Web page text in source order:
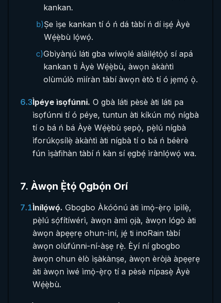
kankan.
b)Ṣe ìṣe kankan tí ó ń dá tàbí ń dí iṣẹ́ Àyè
Wẹ́ẹ̀bù lọ́wọ́.
c)Gbìyànjú láti gba wíwọlé aláìlẹ́tọ̀ọ́ sí apá
kankan ti Àyè Wẹ́ẹ̀bù, àwọn àkàǹtì
olùmúlò mìíràn tàbí àwọn ètò tí ó jẹmọ́ ọ̀.
6.3Ìpéye ìsọfúnni. O gbà láti pèsè àti láti pa
ìsọfúnni tí ó péye, tuntun àti kíkún mọ́ nígbà
tí o bá ń bá Àyè Wẹ́ẹ̀bù ṣepọ̀, pẹ̀lú nígbà
ìforúkọsílẹ̀ àkàǹtì àti nígbà tí o bá ń béèrè
fún ìṣàfihàn tàbí ń kàn sí ẹgbẹ́ ìrànlọ́wọ́ wa.
7. Àwọn Ẹ̀tọ́ Ọgbọ́n Orí
7.1Ìnílọ́wọ́. Gbogbo Àkóónú àti ìmọ̀-ẹ̀rọ ìpìlẹ̀,
pẹ̀lú sọ́fítíwérì, àwọn àmì ọjà, àwọn lógò àti
àwọn àpẹẹrẹ ohun-ìní, jẹ́ ti inoRain tàbí
àwọn olùfúnni-ní-àṣẹ rẹ̀. Èyí ní gbogbo
àwọn ohun èlò ìṣàkànṣe, àwọn èròjà àpẹẹrẹ
àti àwọn ìwé ìmọ̀-ẹ̀rọ tí a pèsè nípasẹ̀ Àyè
Wẹ́ẹ̀bù.